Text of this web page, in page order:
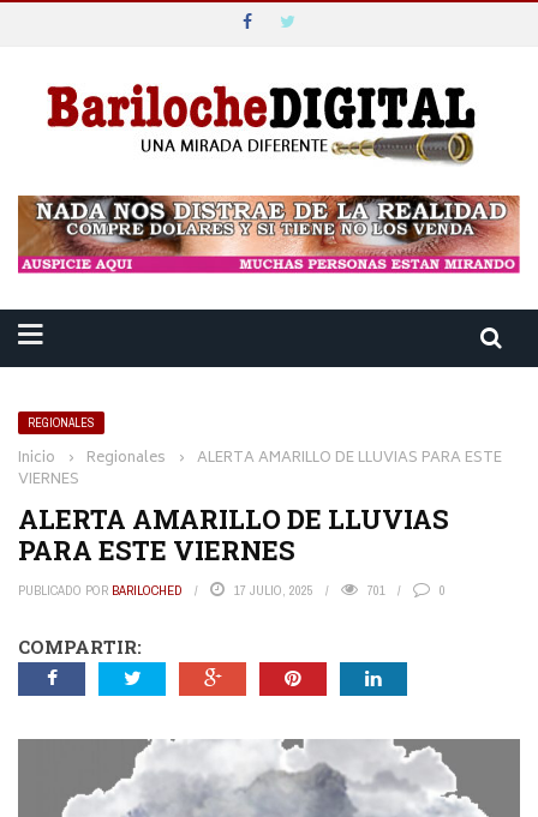
REGIONALES
Inicio › Regionales › ALERTA AMARILLO DE LLUVIAS PARA ESTE
VIERNES
ALERTA AMARILLO DE LLUVIAS
PARA ESTE VIERNES
PUBLICADO POR BARILOCHED 17 JULIO, 2025 701 0
COMPARTIR: